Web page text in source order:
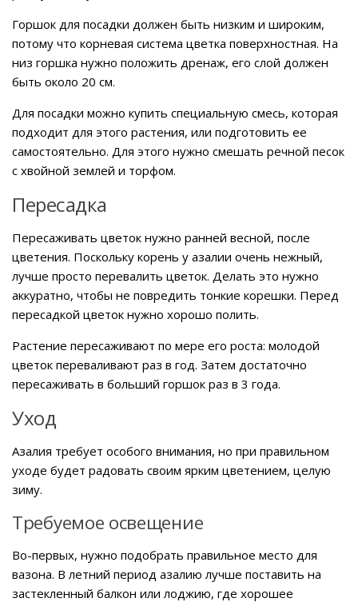
Горшок для посадки должен быть низким и широким,
потому что корневая система цветка поверхностная. На
низ горшка нужно положить дренаж, его слой должен
быть около 20 см.
Для посадки можно купить специальную смесь, которая
подходит для этого растения, или подготовить ее
самостоятельно. Для этого нужно смешать речной песок
с хвойной землей и торфом.
Пересадка
Пересаживать цветок нужно ранней весной, после
цветения. Поскольку корень у азалии очень нежный,
лучше просто перевалить цветок. Делать это нужно
аккуратно, чтобы не повредить тонкие корешки. Перед
пересадкой цветок нужно хорошо полить.
Растение пересаживают по мере его роста: молодой
цветок переваливают раз в год. Затем достаточно
пересаживать в больший горшок раз в 3 года.
Уход
Азалия требует особого внимания, но при правильном
уходе будет радовать своим ярким цветением, целую
зиму.
Требуемое освещение
Во-первых, нужно подобрать правильное место для
вазона. В летний период азалию лучше поставить на
застекленный балкон или лоджию, где хорошее